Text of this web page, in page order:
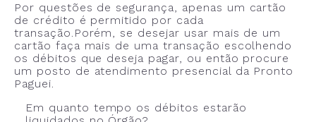
Por questões de segurança, apenas um cartão
de crédito é permitido por cada
transação.Porém, se desejar usar mais de um
cartão faça mais de uma transação escolhendo
os débitos que deseja pagar, ou então procure
um posto de atendimento presencial da Pronto
Paguei.
Em quanto tempo os débitos estarão